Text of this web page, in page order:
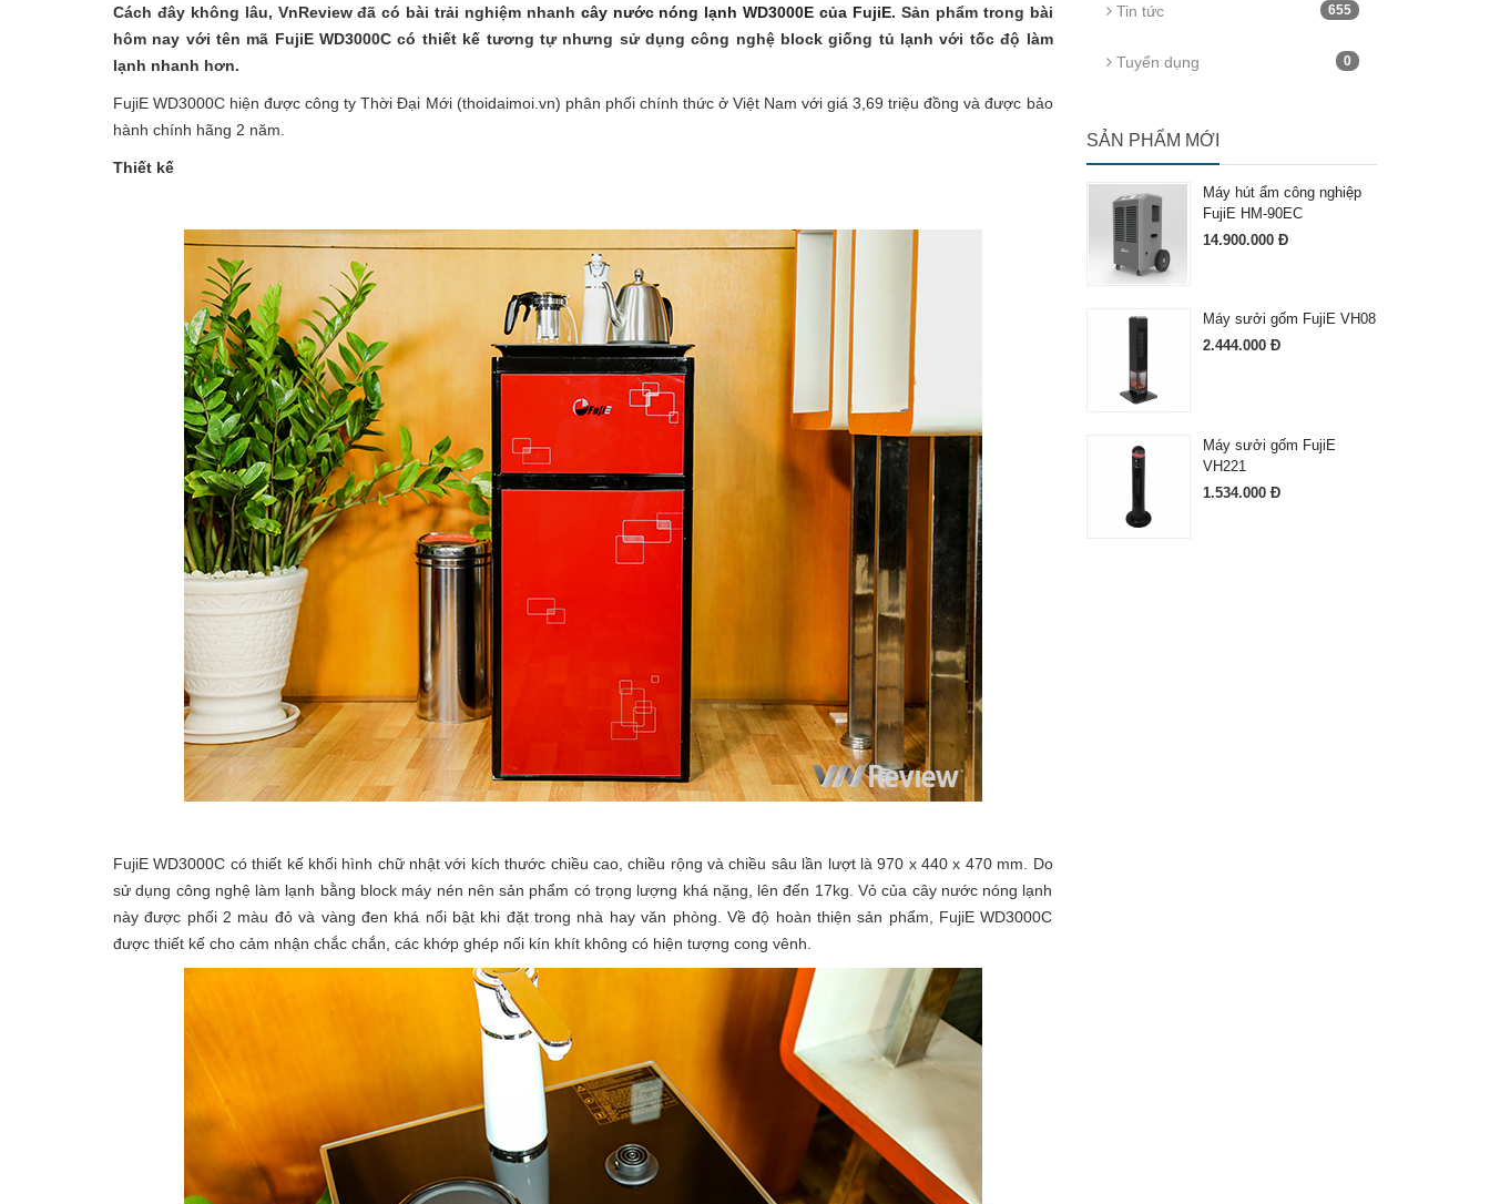
Cách đây không lâu, VnReview đã có bài trải nghiệm nhanh cây nước nóng lạnh WD3000E của FujiE. Sản phẩm trong bài
hôm nay với tên mã FujiE WD3000C có thiết kế tương tự nhưng sử dụng công nghệ block giống tủ lạnh với tốc độ làm
lạnh nhanh hơn.
FujiE WD3000C hiện được công ty Thời Đại Mới (thoidaimoi.vn) phân phối chính thức ở Việt Nam với giá 3,69 triệu đồng và được bảo
hành chính hãng 2 năm.
Thiết kế
FujiE WD3000C có thiết kế khối hình chữ nhật với kích thước chiều cao, chiều rộng và chiều sâu lần lượt là 970 x 440 x 470 mm. Do
sử dụng công nghệ làm lạnh bằng block máy nén nên sản phẩm có trọng lượng khá nặng, lên đến 17kg. Vỏ của cây nước nóng lạnh
này được phối 2 màu đỏ và vàng đen khá nổi bật khi đặt trong nhà hay văn phòng. Về độ hoàn thiện sản phẩm, FujiE WD3000C
được thiết kế cho cảm nhận chắc chắn, các khớp ghép nối kín khít không có hiện tượng cong vênh.
Tin tức 655
Tuyển dụng 0
SẢN PHẨM MỚI
Máy hút ẩm công nghiệp
FujiE HM-90EC
14.900.000 Đ
Máy sưởi gốm FujiE VH08
2.444.000 Đ
Máy sưởi gốm FujiE
VH221
1.534.000 Đ